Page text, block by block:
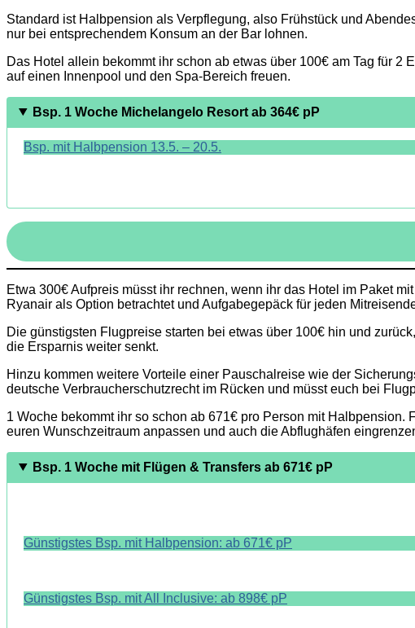
Standard ist Halbpension als Verpflegung, also Frühstück und
nur bei entsprechendem Konsum an der Bar lohnen.
Das Hotel allein bekommt ihr schon ab etwas über 100€ am Tag für
auf einen Innenpool und den Spa-Bereich freuen.
Bsp. 1 Woche Michelangelo Resort ab 364€ pP
Bsp. mit Halbpension 13.5. – 20.5.
Etwa 300€ Aufpreis müsst ihr rechnen, wenn ihr das Hotel im Paket
Ryanair als Option betrachtet und Aufgabegepäck für jeden
Die günstigsten Flugpreise starten bei etwas über 100€ hin und
die Ersparnis weiter senkt.
Hinzu kommen weitere Vorteile einer Pauschalreise wie der
deutsche Verbraucherschutzrecht im Rücken und müsst euch bei
1 Woche bekommt ihr so schon ab 671€ pro Person mit
euren Wunschzeitraum anpassen und auch die Abflughäfen
Bsp. 1 Woche mit Flügen & Transfers ab 671€ pP
Günstigstes Bsp. mit Halbpension: ab 671€ pP
Günstigstes Bsp. mit All Inclusive: ab 898€ pP